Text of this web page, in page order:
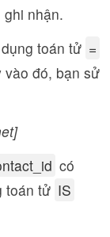
nhận.
toán tử =
vào đó, bạn sử
có
toán tử IS